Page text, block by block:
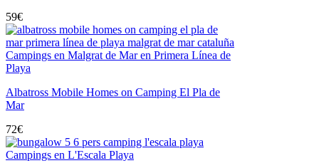
59€
Campings en Malgrat de Mar en Primera Línea de
Playa
Albatross Mobile Homes on Camping El Pla de
Mar
72€
Campings en L'Escala Playa